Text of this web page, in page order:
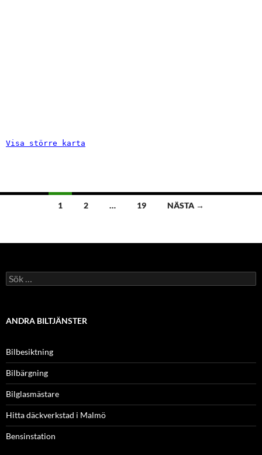
Visa större karta
Inläggsnavigering
1 2 … 19 NÄSTA →
Sök
efter:
ANDRA BILTJÄNSTER
Bilbesiktning
Bilbärgning
Bilglasmästare
Hitta däckverkstad i Malmö
Bensinstation